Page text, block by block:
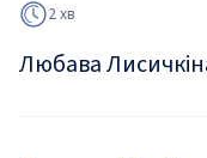
2 хв
Любава